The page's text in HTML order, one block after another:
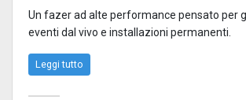
Un fazer ad alte performance pensato per
eventi dal vivo e installazioni permanenti.
Leggi tutto